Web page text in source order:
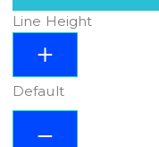
Line Height
Default